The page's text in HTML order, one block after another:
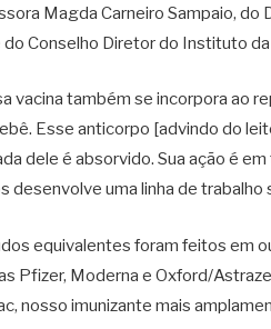
Magda Carneiro Sampaio,
Conselho Diretor do Instituto da
vacina também se incorpora ao
Esse anticorpo [advindo do
dele é absorvido. Sua ação é
desenvolve uma linha de
equivalentes foram feitos em
Pfizer, Moderna e Oxford/
nosso imunizante mais